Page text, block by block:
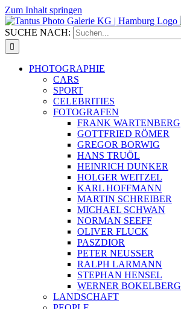
Zum Inhalt springen
SUCHE NACH:
PHOTOGRAPHIE
CARS
SPORT
CELEBRITIES
FOTOGRAFEN
FRANK WARTENBERG
GOTTFRIED RÖMER
GREGOR BORWIG
HANS TRUÖL
HEINRICH DUNKER
HOLGER WEITZEL
KARL HOFFMANN
MARTIN SCHREIBER
MICHAEL SCHWAN
NORMAN SEEFF
OLIVER FLUCK
PASZDIOR
PETER NEUSSER
RALPH LARMANN
STEPHAN HENSEL
WERNER BOKELBERG
LANDSCHAFT